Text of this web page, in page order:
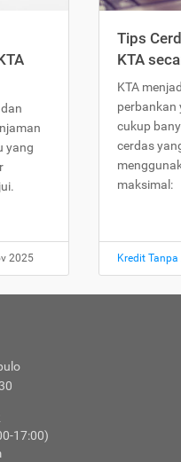
yang
2025
Tips
KTA
KTA
perbankan
cukup
cerdas
maksimal:
Kredit
17:00)